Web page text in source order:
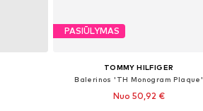
PASIŪLYMAS
TOMMY HILFIGER
Balerinos 'TH Monogram Plaque'
Nuo 50,92 €